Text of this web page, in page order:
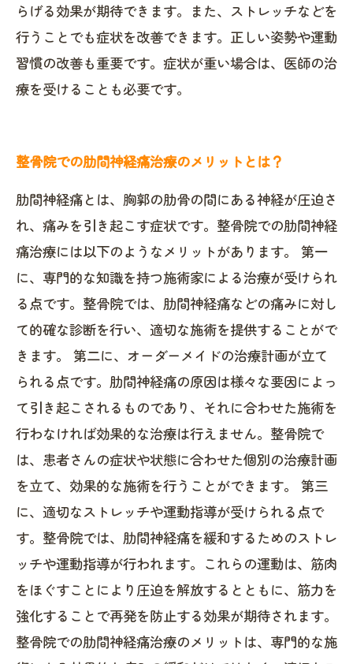
らげる効果が期待できます。また、ストレッチなどを
行うことでも症状を改善できます。正しい姿勢や運動
習慣の改善も重要です。症状が重い場合は、医師の治
療を受けることも必要です。
整骨院での肋間神経痛治療のメリットとは？
肋間神経痛とは、胸郭の肋骨の間にある神経が圧迫さ
れ、痛みを引き起こす症状です。整骨院での肋間神経
痛治療には以下のようなメリットがあります。 第一
に、専門的な知識を持つ施術家による治療が受けられ
る点です。整骨院では、肋間神経痛などの痛みに対し
て的確な診断を行い、適切な施術を提供することがで
きます。 第二に、オーダーメイドの治療計画が立て
られる点です。肋間神経痛の原因は様々な要因によっ
て引き起こされるものであり、それに合わせた施術を
行わなければ効果的な治療は行えません。整骨院で
は、患者さんの症状や状態に合わせた個別の治療計画
を立て、効果的な施術を行うことができます。 第三
に、適切なストレッチや運動指導が受けられる点で
す。整骨院では、肋間神経痛を緩和するためのストレ
ッチや運動指導が行われます。これらの運動は、筋肉
をほぐすことにより圧迫を解放するとともに、筋力を
強化することで再発を防止する効果が期待されます。
整骨院での肋間神経痛治療のメリットは、専門的な施